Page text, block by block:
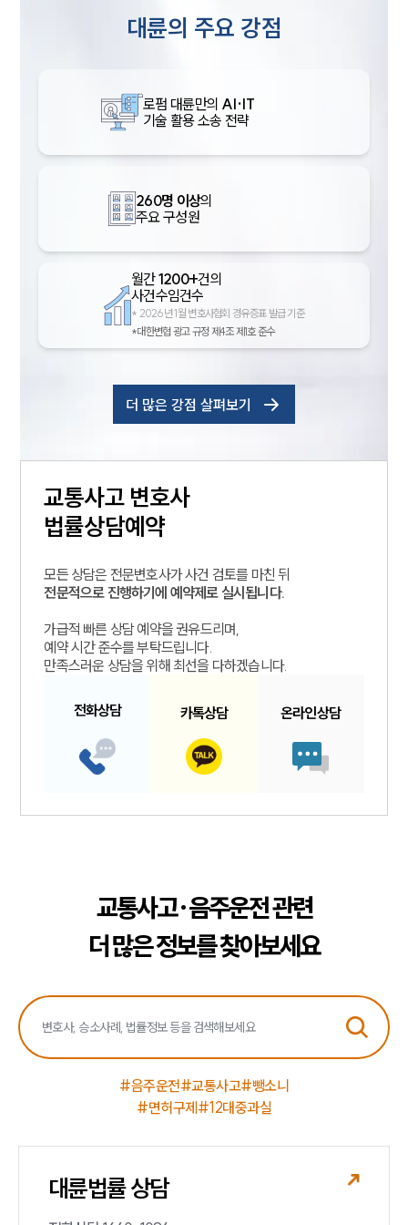
대륜의 주요 강점
로펌 대륜만의 AI·IT
기술 활용 소송 전략
260명 이상의
주요 구성원
월간1200+건의
사건수임건수
* 2026년 1월 변호사협회 경유증표 발급 기준
*대한변협 광고 규정 제4조 제1호 준수
더 많은 강점 살펴보기
교통사고변호사
법률상담예약
모든 상담은 전문변호사가 사건 검토를 마친 뒤
전문적으로 진행하기에 예약제로 실시됩니다.
가급적 빠른 상담 예약을 권유드리며,
예약 시간 준수를 부탁드립니다.
만족스러운 상담을 위해 최선을 다하겠습니다.
전화상담 카톡상담 온라인상담
교통사고·음주운전 관련
더 많은 정보를 찾아보세요
#음주운전#교통사고#뺑소니
#면허구제 #12대중과실
대륜법률 상담